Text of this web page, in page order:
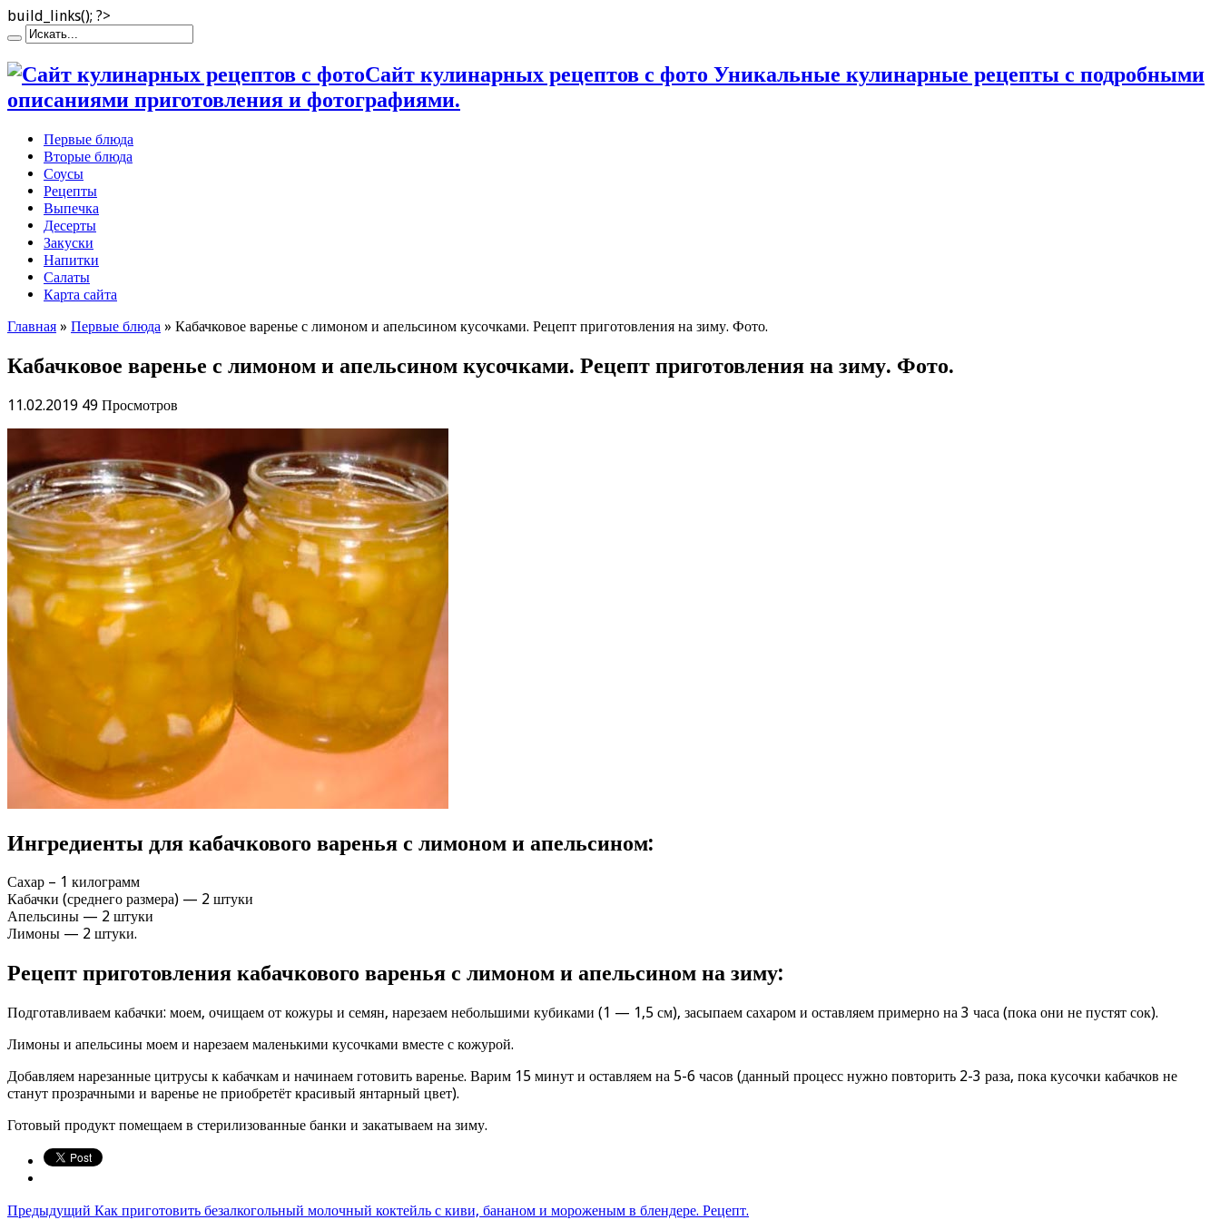
build_links(); ?>
Сайт кулинарных рецептов с фото Уникальные кулинарные рецепты с подробными
описаниями приготовления и фотографиями.
Первые блюда
Вторые блюда
Соусы
Рецепты
Выпечка
Десерты
Закуски
Напитки
Салаты
Карта сайта
Главная » Первые блюда » Кабачковое варенье с лимоном и апельсином кусочками. Рецепт приготовления на зиму. Фото.
Кабачковое варенье с лимоном и апельсином кусочками. Рецепт приготовления на зиму. Фото.
11.02.2019 49 Просмотров
Ингредиенты для кабачкового варенья с лимоном и апельсином:
Сахар – 1 килограмм
Кабачки (среднего размера) — 2 штуки
Апельсины — 2 штуки
Лимоны — 2 штуки.
Рецепт приготовления кабачкового варенья с лимоном и апельсином на зиму:
Подготавливаем кабачки: моем, очищаем от кожуры и семян, нарезаем небольшими кубиками (1 — 1,5 см), засыпаем сахаром и оставляем примерно на 3 часа (пока они не пустят сок).
Лимоны и апельсины моем и нарезаем маленькими кусочками вместе с кожурой.
Добавляем нарезанные цитрусы к кабачкам и начинаем готовить варенье. Варим 15 минут и оставляем на 5-6 часов (данный процесс нужно повторить 2-3 раза, пока кусочки кабачков не
станут прозрачными и варенье не приобретёт красивый янтарный цвет).
Готовый продукт помещаем в стерилизованные банки и закатываем на зиму.
Предыдущий Как приготовить безалкогольный молочный коктейль с киви, бананом и мороженым в блендере. Рецепт.